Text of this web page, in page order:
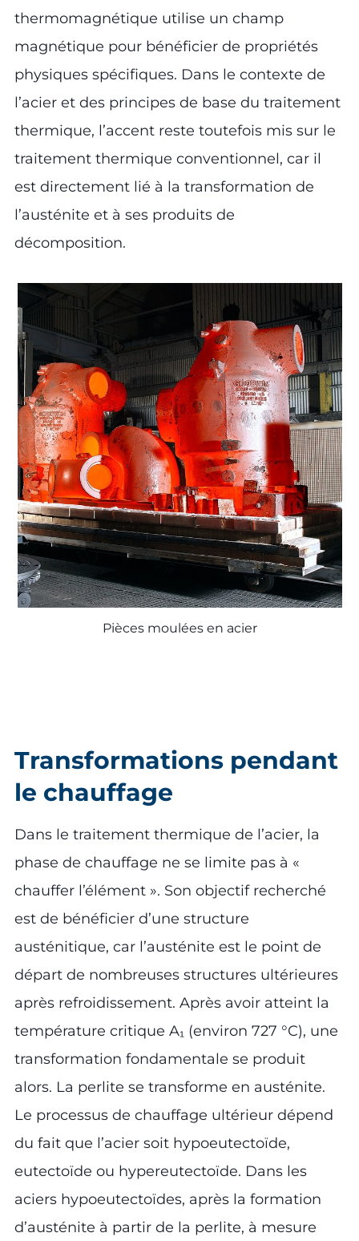
thermomagnétique utilise un champ
magnétique pour bénéficier de propriétés
physiques spécifiques. Dans le contexte de
l’acier et des principes de base du traitement
thermique, l’accent reste toutefois mis sur le
traitement thermique conventionnel, car il
est directement lié à la transformation de
l’austénite et à ses produits de
décomposition.
Pièces moulées en acier
Transformations pendant
le chauffage
Dans le traitement thermique de l’acier, la
phase de chauffage ne se limite pas à «
chauffer l’élément ». Son objectif recherché
est de bénéficier d’une structure
austénitique, car l’austénite est le point de
départ de nombreuses structures ultérieures
après refroidissement. Après avoir atteint la
température critique A₁ (environ 727 °C), une
transformation fondamentale se produit
alors. La perlite se transforme en austénite.
Le processus de chauffage ultérieur dépend
du fait que l’acier soit hypoeutectoïde,
eutectoïde ou hypereutectoïde. Dans les
aciers hypoeutectoïdes, après la formation
d’austénite à partir de la perlite, à mesure